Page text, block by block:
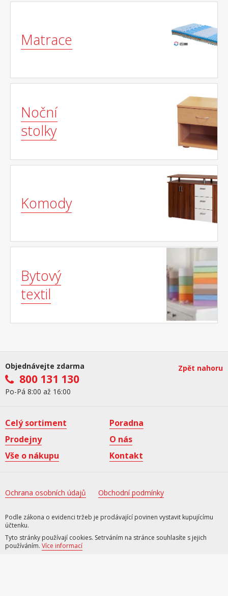
Matrace
Noční
stolky
Komody
Bytový
textil
Objednávejte zdarma
800 131 130
Po-Pá 8:00 až 16:00
Zpět nahoru
Celý sortiment
Poradna
Prodejny
O nás
Vše o nákupu
Kontakt
Ochrana osobních údajů Obchodní podmínky
Podle zákona o evidenci tržeb je prodávající povinen vystavit kupujícímu
účtenku.
Tyto stránky používají cookies. Setrváním na stránce souhlasíte s jejich
používáním. Více informací